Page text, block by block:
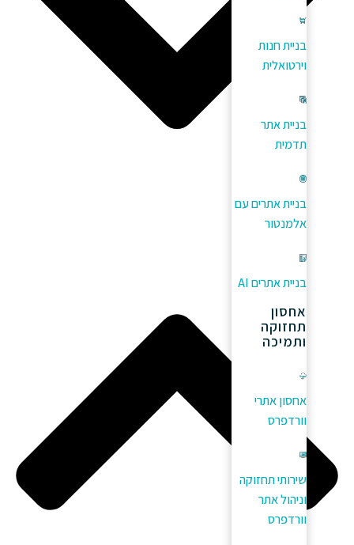
בניית חנות
וירטואלית
בניית אתר
תדמית
בניית אתרים עם
אלמנטור
בניית אתרים AI
אחסון
תחזוקה
ותמיכה
אחסון אתרי
וורדפרס
שירותי תחזוקה
וניהול אתר
וורדפרס